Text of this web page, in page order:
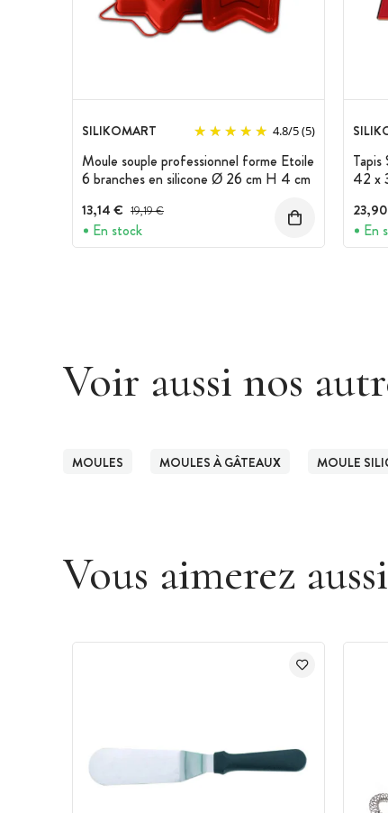
SILIKOMART 4.8/5(5)
Moule souple professionnel forme Etoile
6 branches en silicone Ø 26 cm H 4 cm
13,14 € Prix avant réduction :
19,19 €
En stock
42 x
En
Voir aussi nos
MOULES MOULES À GÂTEAUX MOULE
Vous aimerez aussi